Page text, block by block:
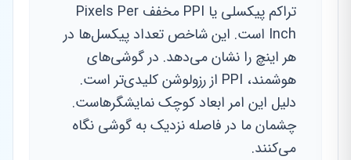
تراکم پیکسلی یا PPI مخفف Pixels Per
Inch است. این شاخص تعداد پیکسل‌ها در
هر اینچ را نشان می‌دهد. در گوشی‌های
هوشمند، PPI از رزولوشن کلیدی‌تر است.
دلیل این امر ابعاد کوچک نمایشگرهاست.
چشمان ما در فاصله نزدیک به گوشی نگاه
می‌کنند.